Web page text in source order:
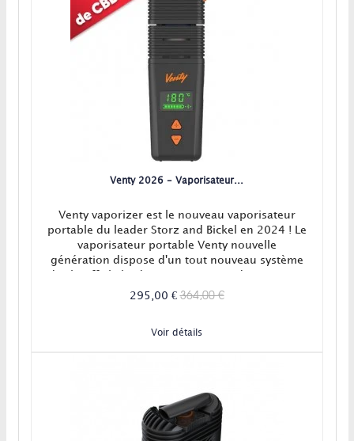
Venty 2026 - Vaporisateur...
Venty vaporizer est le nouveau vaporisateur
portable du leader Storz and Bickel en 2024 ! Le
vaporisateur portable Venty nouvelle
génération dispose d'un tout nouveau système
qu'un réglage de l'airflow et d'une application
295,00 €364,00 €
Voir détails